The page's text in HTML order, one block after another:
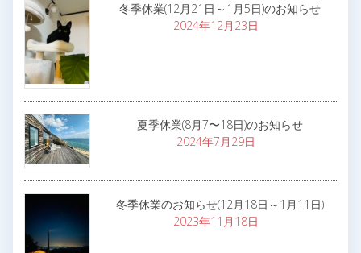
冬季休業(12月21日～1月5日)のお知らせ
2024年12月23日
夏季休業(8月7〜18日)のお知らせ
2024年7月29日
冬季休業のお知らせ(12月18日～1月11日)
2023年11月18日